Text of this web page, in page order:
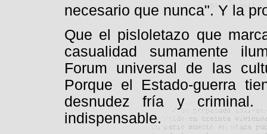
necesario que nunca". Y la
Que el pisloletazo que
casualidad sumamente
Forum universal de las
Porque el Estado-guerra
desnudez fría y
indispensable.